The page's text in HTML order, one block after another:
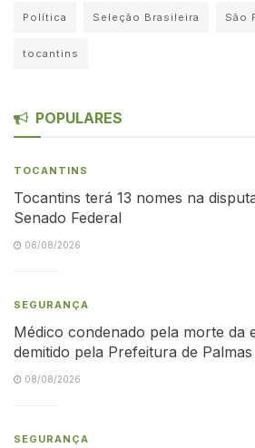
Política Seleção Brasileira São
tocantins
POPULARES
TOCANTINS
Tocantins terá 13 nomes na
Senado Federal
08/08/2026
SEGURANÇA
Médico condenado pela morte da
demitido pela Prefeitura de Palmas
08/08/2026
SEGURANÇA